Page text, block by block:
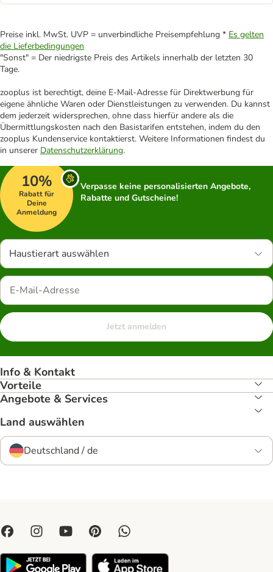
Preise inkl. MwSt. UVP = unverbindliche Preisempfehlung * Es gelten
die Lieferbedingungen
"Sonst" = Der niedrigste Preis des Artikels innerhalb der letzten 30
Tage.
zooplus ist berechtigt, deine E-Mail-Adresse für Direktwerbung für
eigene ähnliche Waren oder Dienstleistungen zu verwenden. Du kannst
dem jederzeit widersprechen, ohne dass hierfür andere als die
Übermittlungskosten nach den Basistarifen entstehen, indem du den
zooplus Kundenservice kontaktierst. Weitere Informationen findest du
in unserer Datenschutzerklärung.
10%
Rabatt für
Deine
Anmeldung
Verpasse keine personalisierten Angebote,
Rabatte und Gutscheine!
Haustierart auswählen
Jetzt anmelden
Info & Kontakt
Vorteile
Angebote & Services
Land auswählen
Deutschland / de